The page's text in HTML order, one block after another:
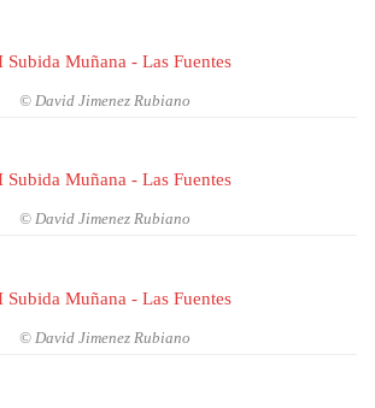
© David Jimenez Rubiano
© David Jimenez Rubiano
© David Jimenez Rubiano